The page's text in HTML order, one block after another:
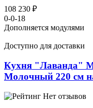
108 230 ₽
0-0-18
Дополняется модулями
Доступно для доставки
Кухня "Лаванда"
Молочный 220 см
Нет отзывов